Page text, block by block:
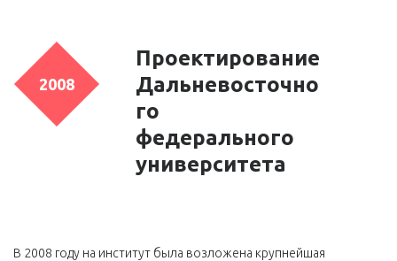
2008
Проектирование
Дальневосточно
го
федерального
университета
В 2008 году на институт была возложена крупнейшая